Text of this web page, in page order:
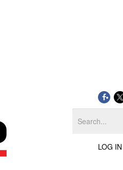
LOG IN